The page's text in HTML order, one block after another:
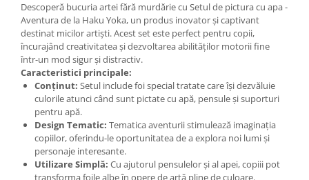
Descoperă bucuria artei fără murdărie cu Setul de pictura cu apa -
Aventura de la Haku Yoka, un produs inovator și captivant
destinat micilor artiști. Acest set este perfect pentru copii,
încurajând creativitatea și dezvoltarea abilităților motorii fine
într-un mod sigur și distractiv.
Caracteristici principale:
Conținut: Setul include foi special tratate care își dezvăluie
culorile atunci când sunt pictate cu apă, pensule și suporturi
pentru apă.
Design Tematic: Tematica aventurii stimulează imaginația
copiilor, oferindu-le oportunitatea de a explora noi lumi și
personaje interesante.
Utilizare Simplă: Cu ajutorul pensulelor și al apei, copiii pot
transforma foile albe în opere de artă pline de culoare.